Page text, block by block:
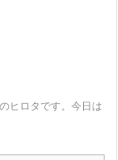
ヒロタです。今日は